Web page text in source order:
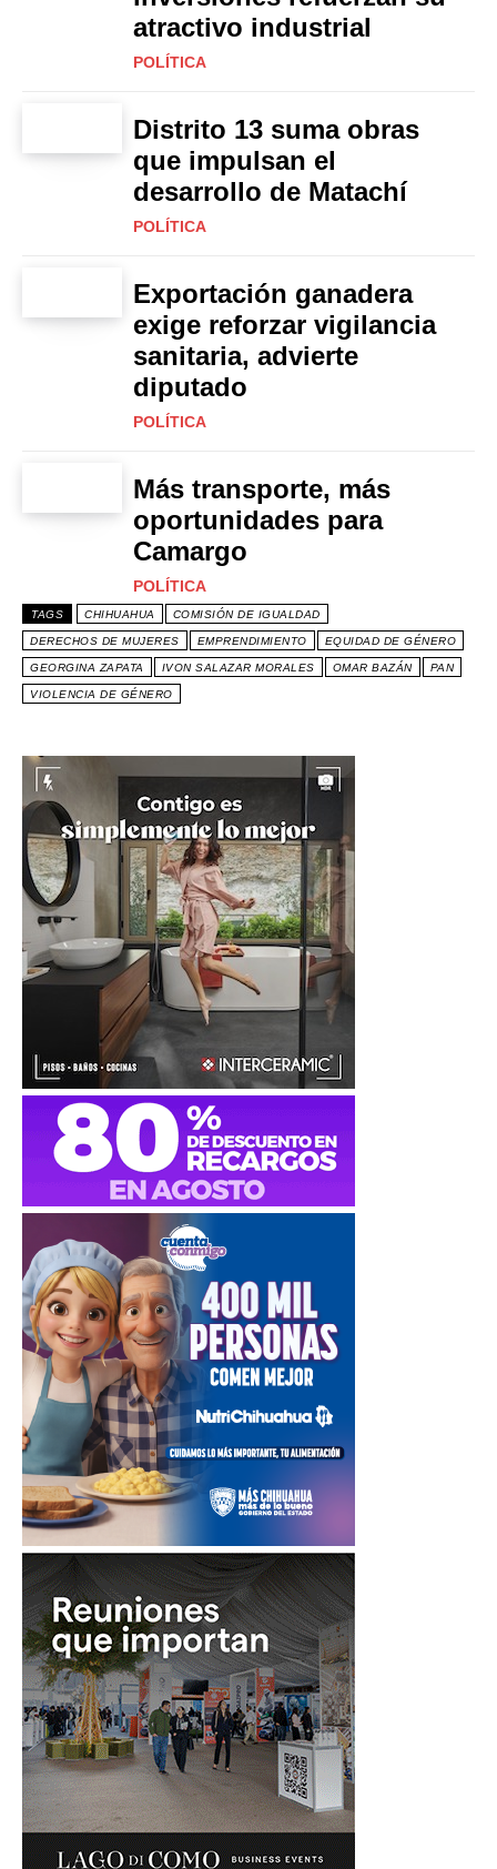
atractivo industrial
POLÍTICA
Distrito 13 suma obras
que impulsan el
desarrollo de Matachí
POLÍTICA
Exportación ganadera
exige reforzar vigilancia
sanitaria, advierte
diputado
POLÍTICA
Más transporte, más
oportunidades para
Camargo
POLÍTICA
TAGS CHIHUAHUA COMISIÓN DE IGUALDAD
DERECHOS DE MUJERES EMPRENDIMIENTO EQUIDAD DE GÉNERO
GEORGINA ZAPATA IVON SALAZAR MORALES OMAR BAZÁN PAN
VIOLENCIA DE GÉNERO